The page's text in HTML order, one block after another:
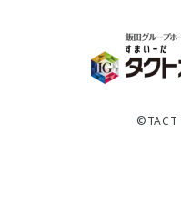
©TACT